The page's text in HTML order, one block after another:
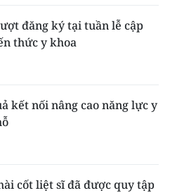
đăng ký tại tuần lễ cập
thức y khoa
kết nối nâng cao năng lực y
cốt liệt sĩ đã được quy tập